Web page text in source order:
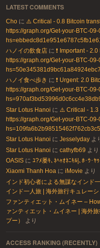
LATEST COMMENTS
Choに ⚠️ Critical - 0.8 Bitcoin
https://graph.org/Get-your-BTC-09-
ハノイの飲食店に ❗ Important -
https://graph.org/Get-your-BTC-09-
ハノイ食べ歩き に ❗ Urgent: 2.0
https://graph.org/Get-your-BTC-09-
Star Lotus Hanoi に ⚠️ Critical - 1.3
https://graph.org/Get-your-BTC-09-
Star Lotus Hanoi に Jesselydayよ
Star Lotus Hanoi に cathyfb69 より
OASISに ﾕ?ﾒ屡ｷ､ﾈﾍｬｵﾈﾆｷﾙ|､ﾎ･ｳ･ﾔ
Xiaomi Thanh Hoaに iMovie より
インド初心者による無謀なインド
インド一人旅 | 海外旅行キュレー
ファンティエット・ムイネー –
ァンティエット・ムイネー | 海外
プー）
より
ACCESS RANKING (RECENTLY)